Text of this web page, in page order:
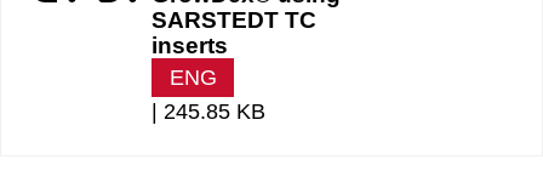
SARSTEDT TC
inserts
ENG
| 245.85 KB